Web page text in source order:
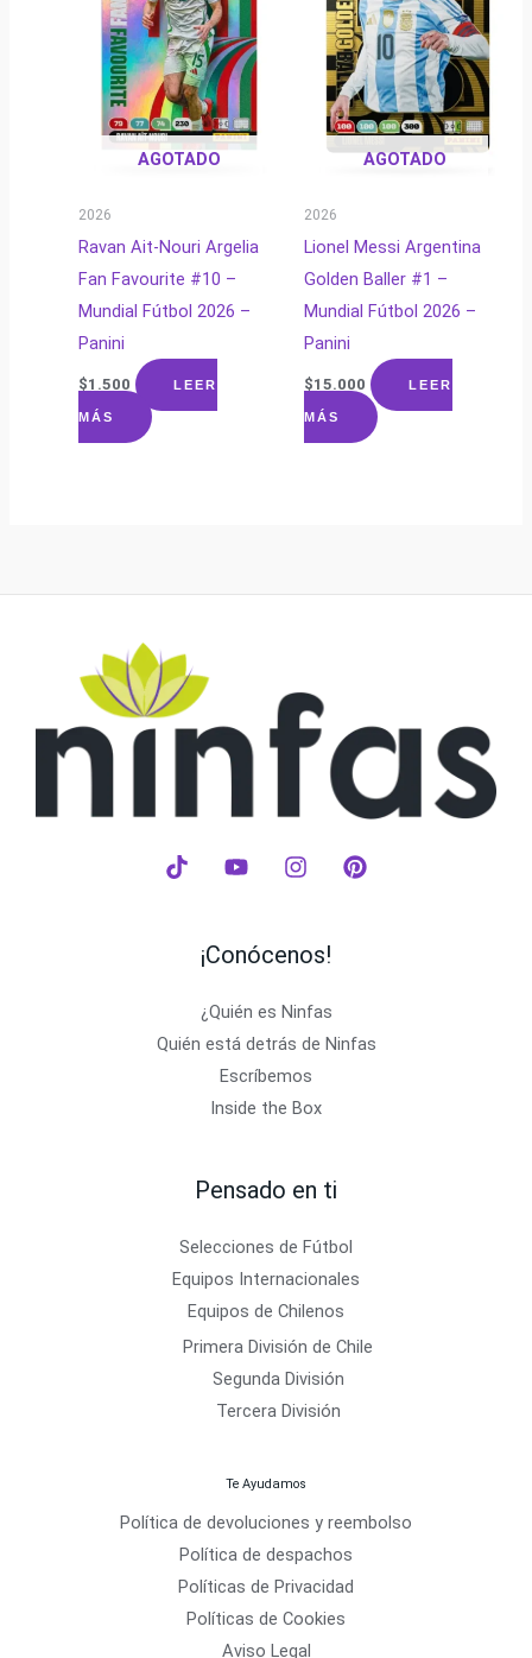
AGOTADO
2026
Ravan Ait-Nouri Argelia
Fan Favourite #10 –
Mundial Fútbol 2026 –
Panini
$1.500 LEER
MÁS
AGOTADO
2026
Lionel Messi Argentina
Golden Baller #1 –
Mundial Fútbol 2026 –
Panini
$15.000 LEER
MÁS
¡Conócenos!
¿Quién es Ninfas
Quién está detrás de Ninfas
Escríbemos
Inside the Box
Pensado en ti
Selecciones de Fútbol
Equipos Internacionales
Equipos de Chilenos
Primera División de Chile
Segunda División
Tercera División
Te Ayudamos
Política de devoluciones y reembolso
Política de despachos
Políticas de Privacidad
Políticas de Cookies
Aviso Legal